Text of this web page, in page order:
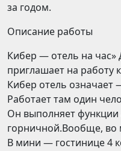
за годом.
Описание работы
Кибер — отель на
приглашает на работу
Кибер отель означает
Работает там один
Он выполняет
горничной.Вообще, во
В мини — гостинице 4